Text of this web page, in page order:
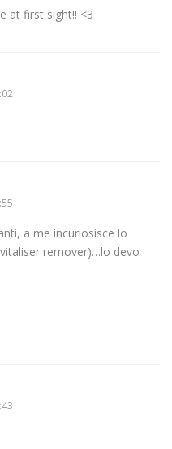
at first sight!! <3
a me incuriosisce lo
remover)…lo devo